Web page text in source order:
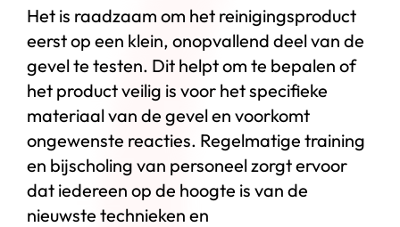
Het is raadzaam om het reinigingsproduct
eerst op een klein, onopvallend deel van de
gevel te testen. Dit helpt om te bepalen of
het product veilig is voor het specifieke
materiaal van de gevel en voorkomt
ongewenste reacties. Regelmatige training
en bijscholing van personeel zorgt ervoor
dat iedereen op de hoogte is van de
nieuwste technieken en